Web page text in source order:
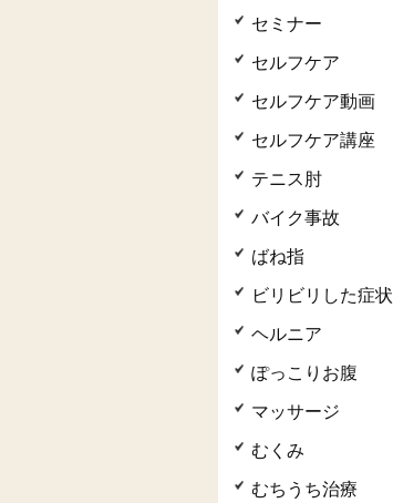
セミナー
セルフケア
セルフケア動画
セルフケア講座
テニス肘
バイク事故
ばね指
ビリビリした症状
ヘルニア
ぽっこりお腹
マッサージ
むくみ
むちうち治療